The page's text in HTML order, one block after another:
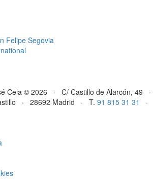
Cela © 2026 · C/ Castillo de Alarcón, 49 ·
· 28692 Madrid · T. 91 815 31 31
·